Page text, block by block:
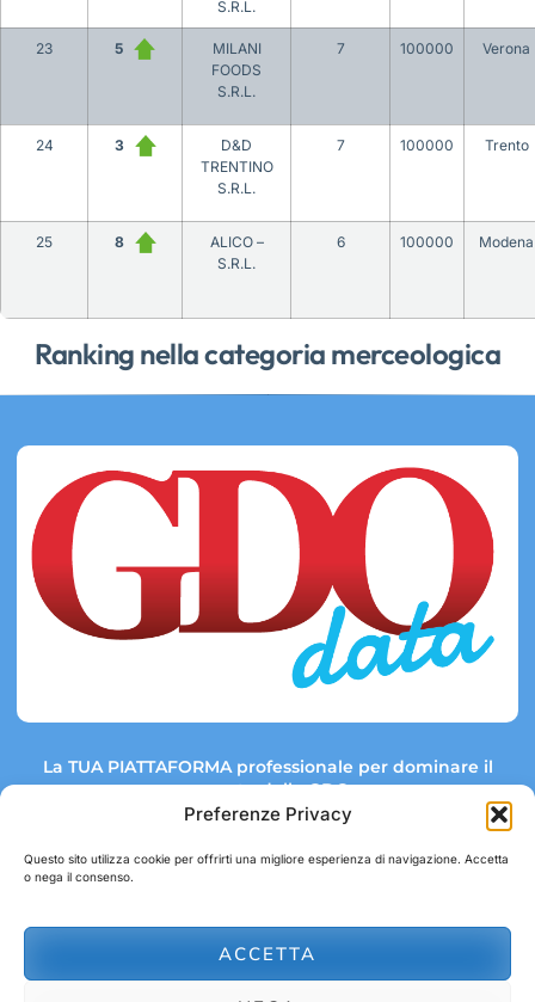
Preferenze Privacy
Questo sito utilizza cookie per offrirti una migliore esperienza di navigazione. Accetta
o nega il consenso.
ACCETTA
Ranking nella categoria merceologica
S.R.L.
23 5
MILANI
FOODS
S.R.L.
7 100000 Verona
24 3
D&D
TRENTINO
S.R.L.
7 100000 Trento
25 8
ALICO –
S.R.L.
6 100000 Modena
La TUA PIATTAFORMA professionale per dominare il
mercato della GDO.
Link rapidi:
abbonamenti@gdodata.it